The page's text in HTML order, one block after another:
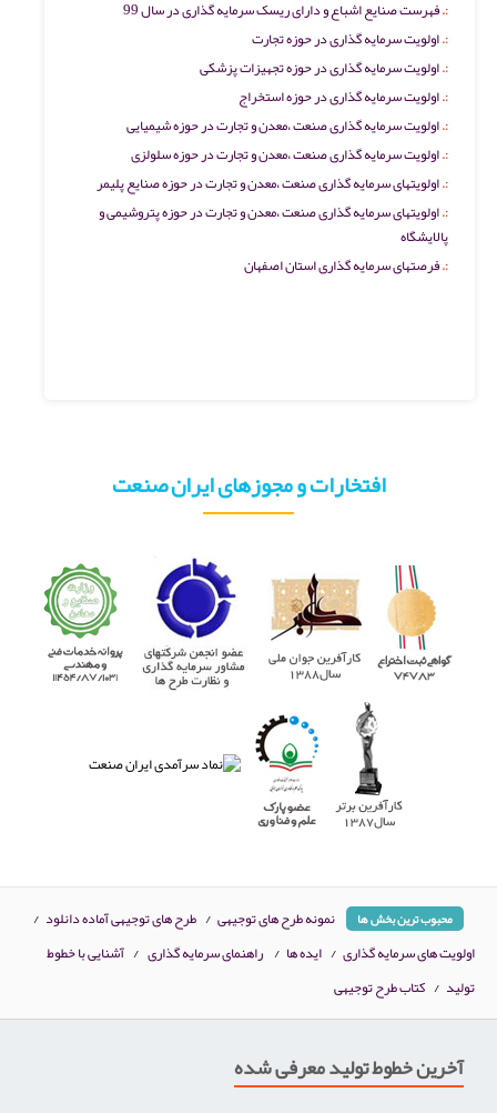
فهرست صنایع اشباع و دارای ریسک سرمایه گذاری در سال 99
اولویت سرمایه گذاری در حوزه تجارت
اولویت سرمایه گذاری در حوزه تجهیزات پزشکی
اولویت سرمایه گذاری در حوزه استخراج
اولویت سرمایه گذاری صنعت ،معدن و تجارت در حوزه شیمیایی
اولویت سرمایه گذاری صنعت ،معدن و تجارت در حوزه سلولزی
اولویتهای سرمایه گذاری صنعت ،معدن و تجارت در حوزه صنایع پلیمر
اولویتهای سرمایه گذاری صنعت ،معدن و تجارت در حوزه پتروشیمی و
پالایشگاه
فرصتهای سرمایه گذاری استان اصفهان
افتخارات و مجوزهای ایران صنعت
محبوب ترین بخش ها نمونه طرح های توجیهی / طرح های توجیهی آماده دانلود /
اولویت های سرمایه گذاری / ایده ها / راهنمای سرمایه گذاری / آشنایی با خطوط
تولید / کتاب طرح توجیهی
آخرین خطوط تولید معرفی شده